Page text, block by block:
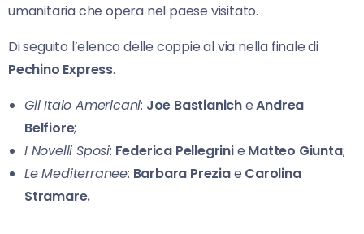
umanitaria che opera nel paese visitato.
Di seguito l’elenco delle coppie al via nella finale di
Pechino Express.
Gli Italo Americani: Joe BastianicheAndrea
Belfiore;
I Novelli Sposi: Federica Pellegrinie Matteo Giunta;
Le Mediterranee: Barbara Preziae Carolina
Stramare.